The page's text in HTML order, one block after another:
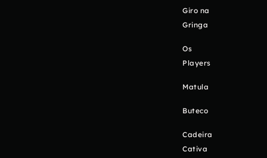
Giro na
Gringa
Os
Players
Matula
Buteco
Cadeira
Cativa